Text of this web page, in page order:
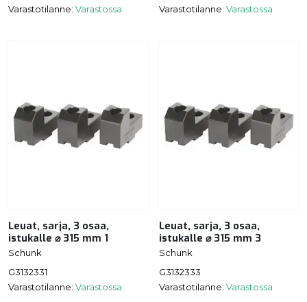
Varastotilanne: Varastossa
Varastotilanne: Varastossa
Leuat, sarja, 3 osaa,
istukalle ⌀ 315 mm 1
Schunk
G3132331
Varastotilanne: Varastossa
Leuat, sarja, 3 osaa,
istukalle ⌀ 315 mm 3
Schunk
G3132333
Varastotilanne: Varastossa